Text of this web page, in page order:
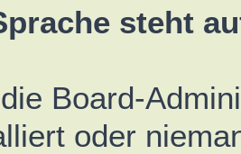
steht
Board-
oder